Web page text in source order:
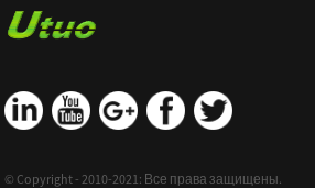
© Copyright - 2010-2021: Все права защищены.